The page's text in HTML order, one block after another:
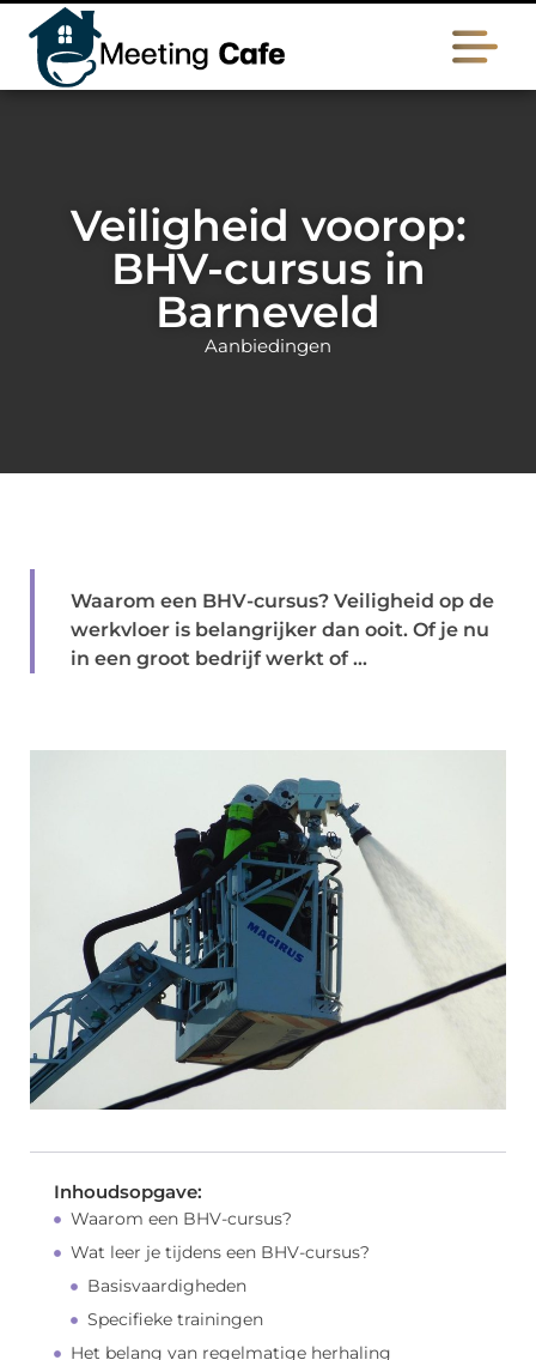
Veiligheid voorop:
BHV-cursus in
Barneveld
Aanbiedingen
Waarom een BHV-cursus? Veiligheid op de
werkvloer is belangrijker dan ooit. Of je nu
in een groot bedrijf werkt of ...
Inhoudsopgave:
Waarom een BHV-cursus?
Wat leer je tijdens een BHV-cursus?
Basisvaardigheden
Specifieke trainingen
Het belang van regelmatige herhaling